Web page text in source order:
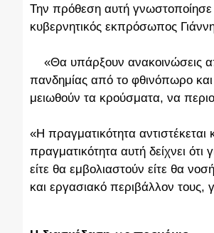
Την πρόθεση αυτή
κυβερνητικός εκπρόσωπος
«Θα υπάρξουν ανακοινώσεις
πανδημίας από το φθινόπωρο
μειωθούν τα κρούσματα, να
«Η πραγματικότητα
πραγματικότητα αυτή δείχνει
είτε θα εμβολιαστούν είτε θα
και εργασιακό περιβάλλον